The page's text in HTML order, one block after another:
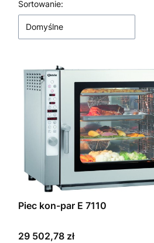
Lista produktów
Sortowanie:
Domyślne
Piec kon-par E 7110
Cena
29 502,78 zł